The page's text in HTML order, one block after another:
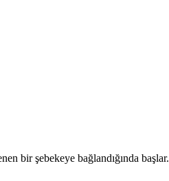
bir şebekeye bağlandığında başlar.